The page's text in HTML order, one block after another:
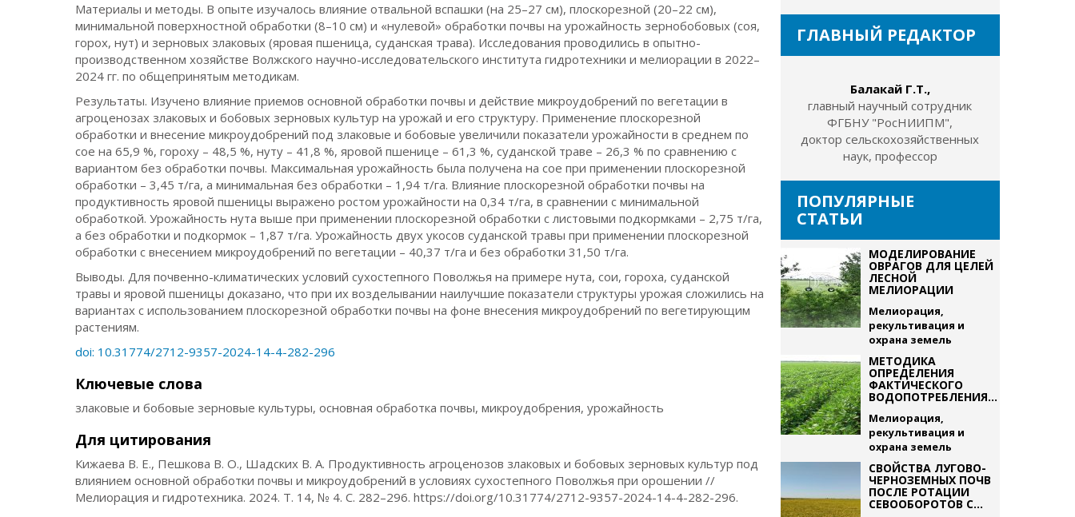
Материалы и методы. В опыте изучалось влияние отвальной вспашки (на 25–27 см), плоскорезной (20–22 см),
минимальной поверхностной обработки (8–10 см) и «нулевой» обработки почвы на урожайность зернобобовых (соя,
горох, нут) и зерновых злаковых (яровая пшеница, суданская трава). Исследования проводились в опытно-
производственном хозяйстве Волжского научно-исследовательского института гидротехники и мелиорации в 2022–
2024 гг. по общепринятым методикам.
Результаты. Изучено влияние приемов основной обработки почвы и действие микроудобрений по вегетации в
агроценозах злаковых и бобовых зерновых культур на урожай и его структуру. Применение плоскорезной
обработки и внесение микроудобрений под злаковые и бобовые увеличили показатели урожайности в среднем по
сое на 65,9 %, гороху – 48,5 %, нуту – 41,8 %, яровой пшенице – 61,3 %, суданской траве – 26,3 % по сравнению с
вариантом без обработки почвы. Максимальная урожайность была получена на сое при применении плоскорезной
обработки – 3,45 т/га, а минимальная без обработки – 1,94 т/га. Влияние плоскорезной обработки почвы на
продуктивность яровой пшеницы выражено ростом урожайности на 0,34 т/га, в сравнении с минимальной
обработкой. Урожайность нута выше при применении плоскорезной обработки с листовыми подкормками – 2,75 т/га,
а без обработки и подкормок – 1,87 т/га. Урожайность двух укосов суданской травы при применении плоскорезной
обработки с внесением микроудобрений по вегетации – 40,37 т/га и без обработки 31,50 т/га.
Выводы. Для почвенно-климатических условий сухостепного Поволжья на примере нута, сои, гороха, суданской
травы и яровой пшеницы доказано, что при их возделывании наилучшие показатели структуры урожая сложились на
вариантах с использованием плоскорезной обработки почвы на фоне внесения микроудобрений по вегетирующим
растениям.
doi: 10.31774/2712-9357-2024-14-4-282-296
Ключевые слова
злаковые и бобовые зерновые культуры, основная обработка почвы, микроудобрения, урожайность
Для цитирования
Кижаева В. Е., Пешкова В. О., Шадских В. А. Продуктивность агроценозов злаковых и бобовых зерновых культур под
влиянием основной обработки почвы и микроудобрений в условиях сухостепного Поволжья при орошении //
Мелиорация и гидротехника. 2024. Т. 14, № 4. С. 282–296. https://doi.org/10.31774/2712-9357-2024-14-4-282-296.
ГЛАВНЫЙ РЕДАКТОР
Балакай Г.Т.,
главный научный сотрудник
ФГБНУ "РосНИИПМ",
доктор сельскохозяйственных
наук, профессор
ПОПУЛЯРНЫЕ
СТАТЬИ
МОДЕЛИРОВАНИЕ
ОВРАГОВ ДЛЯ ЦЕЛЕЙ
ЛЕСНОЙ
МЕЛИОРАЦИИ
Мелиорация,
рекультивация и
охрана земель
МЕТОДИКА
ОПРЕДЕЛЕНИЯ
ФАКТИЧЕСКОГО
ВОДОПОТРЕБЛЕНИЯ...
Мелиорация,
рекультивация и
охрана земель
СВОЙСТВА ЛУГОВО-
ЧЕРНОЗЕМНЫХ ПОЧВ
ПОСЛЕ РОТАЦИИ
СЕВООБОРОТОВ С...